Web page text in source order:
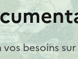
vos besoins